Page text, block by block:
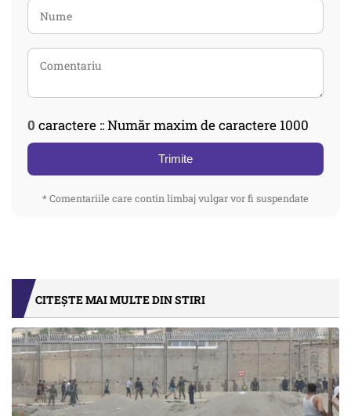
0 caractere :: Număr maxim de caractere 1000
Trimite
* Comentariile care contin limbaj vulgar vor fi suspendate
CITEȘTE MAI MULTE DIN STIRI